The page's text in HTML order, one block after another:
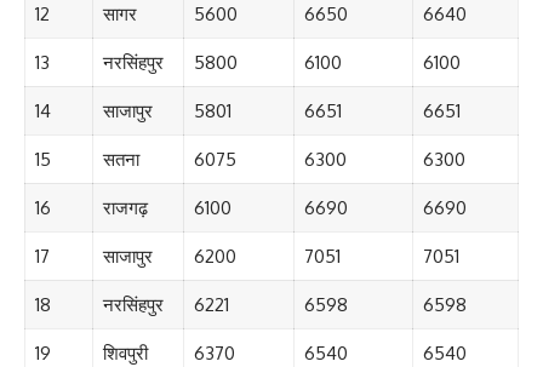
12 सागर 5600 6650 6640
13 नरसिंहपुर 5800 6100 6100
14 साजापुर 5801 6651 6651
15 सतना 6075 6300 6300
16 राजगढ़ 6100 6690 6690
17 साजापुर 6200 7051 7051
18 नरसिंहपुर 6221 6598 6598
19 शिवपुरी 6370 6540 6540